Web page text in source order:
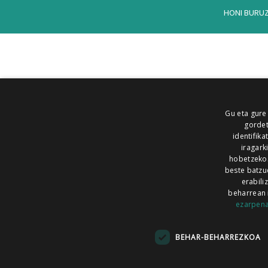
HONI BURUZ
ALEA
MAILOPE NOAUA
Gu eta
hobetzeko.
beste
beharrean
BEHAR-BEHARREZKOA